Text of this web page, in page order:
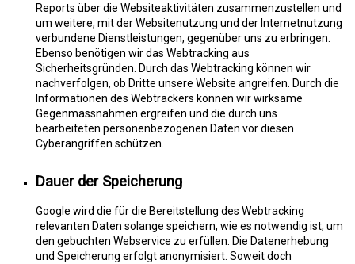
Reports über die Websiteaktivitäten zusammenzustellen und
um weitere, mit der Websitenutzung und der Internetnutzung
verbundene Dienstleistungen, gegenüber uns zu erbringen.
Ebenso benötigen wir das Webtracking aus
Sicherheitsgründen. Durch das Webtracking können wir
nachverfolgen, ob Dritte unsere Website angreifen. Durch die
Informationen des Webtrackers können wir wirksame
Gegenmassnahmen ergreifen und die durch uns
bearbeiteten personenbezogenen Daten vor diesen
Cyberangriffen schützen.
Dauer der Speicherung
Google wird die für die Bereitstellung des Webtracking
relevanten Daten solange speichern, wie es notwendig ist, um
den gebuchten Webservice zu erfüllen. Die Datenerhebung
und Speicherung erfolgt anonymisiert. Soweit doch